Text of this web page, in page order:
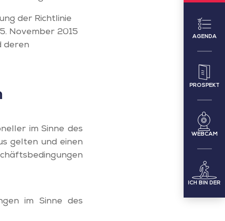
AGENDA
PROSPEKT
WEBCAM
ICH BIN DER
der Richtlinie
November 2015
deren
im Sinne des
gelten und einen
im Sinne des